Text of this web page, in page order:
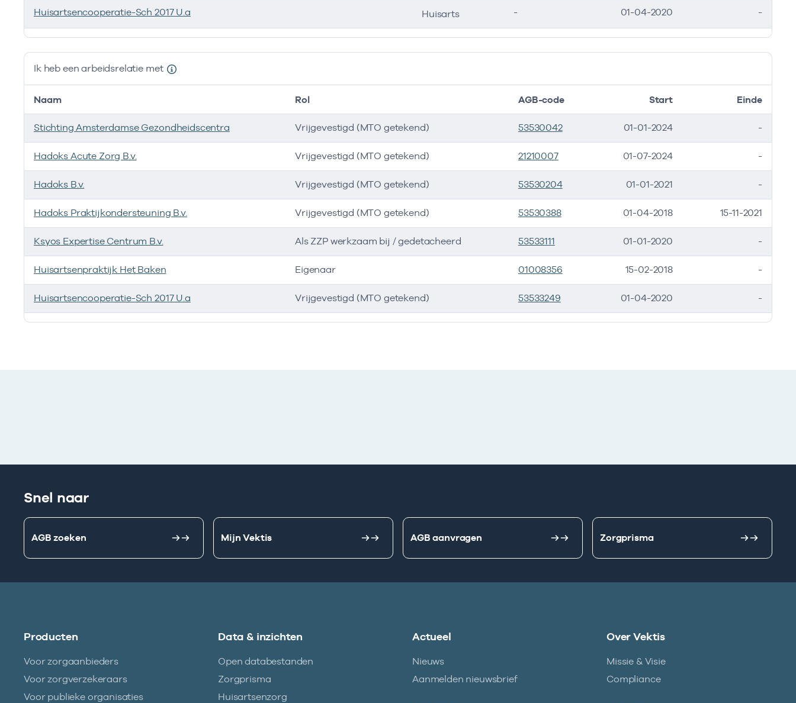
Ik ben werkzaam bij de volgende vestigingen
Huisartsencooperatie-Sch 2017 U.a Huisarts - 01-04-2020 -
Ik heb een arbeidsrelatie met
Ik heb een arbeidsrelatie met
Naam Rol AGB-code Start Einde
Stichting Amsterdamse Gezondheidscentra Vrijgevestigd (MTO getekend) 53530042 01-01-2024 -
Hadoks Acute Zorg B.v. Vrijgevestigd (MTO getekend) 21210007 01-07-2024 -
Hadoks B.v. Vrijgevestigd (MTO getekend) 53530204 01-01-2021 -
Hadoks Praktijkondersteuning B.v. Vrijgevestigd (MTO getekend) 53530388 01-04-2018 15-11-2021
Ksyos Expertise Centrum B.v. Als ZZP werkzaam bij / gedetacheerd 53533111 01-01-2020 -
Huisartsenpraktijk Het Baken Eigenaar 01008356 15-02-2018 -
Huisartsencooperatie-Sch 2017 U.a Vrijgevestigd (MTO getekend) 53533249 01-04-2020 -
Snel naar
AGB zoeken Mijn Vektis AGB aanvragen Zorgprisma
Producten
Voor zorgaanbieders
Voor zorgverzekeraars
Voor publieke organisaties
Data & inzichten
Open databestanden
Zorgprisma
Huisartsenzorg
Actueel
Nieuws
Aanmelden nieuwsbrief
Over Vektis
Missie & Visie
Compliance